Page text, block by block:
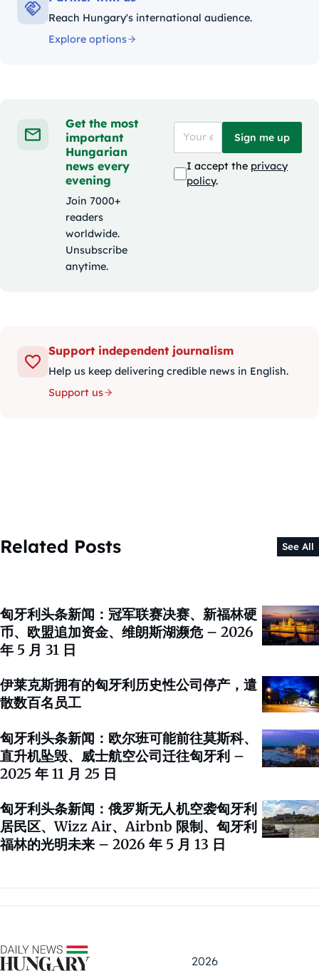
Reach Hungary's international audience.
Explore options
Get the most
important
Hungarian
news every
evening
Join 7000+
readers
worldwide.
Unsubscribe
anytime.
Sign me up
I accept the privacy
policy.
Support independent journalism
Help us keep delivering credible news in English.
Support us
Related Posts See All
匈牙利头条新闻：冠军联赛决赛、新福林硬
币、欧盟追加资金、维朗斯湖濒危 – 2026
年 5 月 31 日
伊莱克斯拥有的匈牙利历史性公司停产，遣
散数百名员工
匈牙利头条新闻：欧尔班可能前往莫斯科、
直升机坠毁、威士航空公司迁往匈牙利 –
2025 年 11 月 25 日
匈牙利头条新闻：俄罗斯无人机空袭匈牙利
居民区、Wizz Air、Airbnb 限制、匈牙利
福林的光明未来 – 2026 年 5 月 13 日
2026